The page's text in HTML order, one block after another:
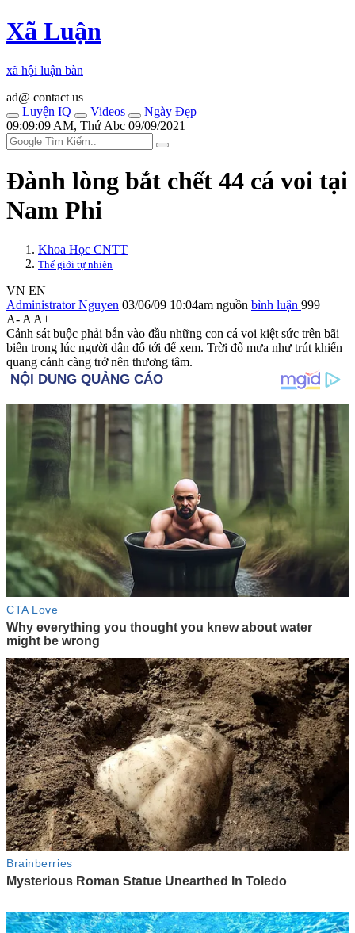
Xã Luận
xã hội luận bàn
ad@ contact us
Luyện IQ
Videos
Ngày Đẹp
09:09:09 AM, Thứ Abc 09/09/2021
Đành lòng bắt chết 44 cá voi tại
Nam Phi
Khoa Học CNTT
Thế giới tự nhiên
VN EN
Administrator Nguyen 03/06/09 10:04am nguồn bình luận 999
A- A A+
Cảnh sát buộc phải bắn vào đầu những con cá voi kiệt sức trên bãi
biển trong lúc người dân đổ tới để xem. Trời đổ mưa như trút khiến
quang cảnh càng trở nên thương tâm.